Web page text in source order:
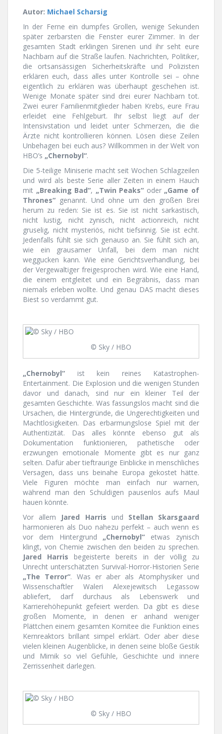
Autor: Michael Scharsig
In der Ferne ein dumpfes Grollen, wenige Sekunden
später zerbarsten die Fenster eurer Zimmer. In der
gesamten Stadt erklingen Sirenen und ihr seht eure
Nachbarn auf die Straße laufen. Nachrichten, Politiker,
die ortsansässigen Sicherheitskräfte und Polizisten
erklären euch, dass alles unter Kontrolle sei – ohne
eigentlich zu erklären was überhaupt geschehen ist.
Wenige Monate später sind drei eurer Nachbarn tot.
Zwei eurer Familienmitglieder haben Krebs, eure Frau
erleidet eine Fehlgeburt. Ihr selbst liegt auf der
Intensivstation und leidet unter Schmerzen, die die
Ärzte nicht kontrollieren können. Lösen diese Zeilen
Unbehagen bei euch aus? Willkommen in der Welt von
HBO’s „Chernobyl“.
Die 5-teilige Miniserie macht seit Wochen Schlagzeilen
und wird als beste Serie aller Zeiten in einem Hauch
mit „Breaking Bad“, „Twin Peaks“ oder „Game of
Thrones“ genannt. Und ohne um den großen Brei
herum zu reden: Sie ist es. Sie ist nicht sarkastisch,
nicht lustig, nicht zynisch, nicht actionreich, nicht
gruselig, nicht mysteriös, nicht tiefsinnig. Sie ist echt.
Jedenfalls fühlt sie sich genauso an. Sie fühlt sich an,
wie ein grausamer Unfall, bei dem man nicht
weggucken kann. Wie eine Gerichtsverhandlung, bei
der Vergewaltiger freigesprochen wird. Wie eine Hand,
die einem entgleitet und ein Begräbnis, dass man
niemals erleben wollte. Und genau DAS macht dieses
Biest so verdammt gut.
© Sky / HBO
„Chernobyl“ ist kein reines Katastrophen-
Entertainment. Die Explosion und die wenigen Stunden
davor und danach, sind nur ein kleiner Teil der
gesamten Geschichte. Was fassungslos macht sind die
Ursachen, die Hintergründe, die Ungerechtigkeiten und
Machtlosigkeiten. Das erbarmungslose Spiel mit der
Authentizität. Das alles könnte ebenso gut als
Dokumentation funktionieren, pathetische oder
erzwungen emotionale Momente gibt es nur ganz
selten. Dafür aber tieftraurige Einblicke in menschliches
Versagen, dass uns beinahe Europa gekostet hätte.
Viele Figuren möchte man einfach nur warnen,
während man den Schuldigen pausenlos aufs Maul
hauen könnte.
Vor allem Jared Harris und Stellan Skarsgaard
harmonieren als Duo nahezu perfekt – auch wenn es
vor dem Hintergrund „Chernobyl“ etwas zynisch
klingt, von Chemie zwischen den beiden zu sprechen.
Jared Harris begeisterte bereits in der völlig zu
Unrecht unterschätzten Survival-Horror-Historien Serie
„The Terror“. Was er aber als Atomphysiker und
Wissenschaftler Waleri Alexejewitsch Legassow
abliefert, darf durchaus als Lebenswerk und
Karrierehöhepunkt gefeiert werden. Da gibt es diese
großen Momente, in denen er anhand weniger
Plättchen einem gesamten Komitee die Funktion eines
Kernreaktors brillant simpel erklärt. Oder aber diese
vielen kleinen Augenblicke, in denen seine bloße Gestik
und Mimik so viel Gefühle, Geschichte und innere
Zerrissenheit darlegen.
© Sky / HBO